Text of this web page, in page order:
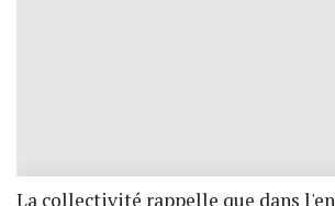
La collectivité rappelle que dans